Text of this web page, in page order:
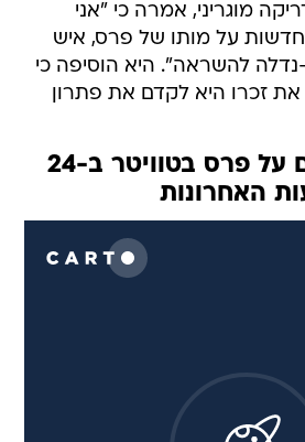
מוגריני, אמרה כי "אני
על מותו של פרס, איש
להשראה". היא הוסיפה כי
זכרו היא לקדם את פתרון
כמות הציוצים על פרס בטוויטר ב-24
האחרונות